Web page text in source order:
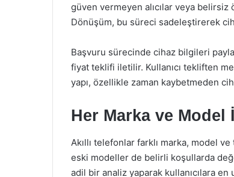
güven vermeyen alıcılar veya belirsiz
Dönüşüm, bu süreci sadeleştirerek
Başvuru sürecinde cihaz bilgileri
fiyat teklifi iletilir. Kullanıcı tekliften
yapı, özellikle zaman kaybetmeden
Her Marka ve
Akıllı telefonlar farklı marka, model
eski modeller de belirli koşullarda
adil bir analiz yaparak kullanıcılara